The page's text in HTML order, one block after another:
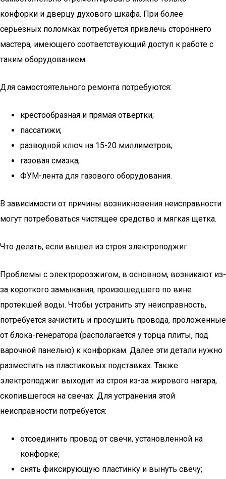
конфорки и дверцу духового шкафа. При более
серьезных поломках потребуется привлечь стороннего
мастера, имеющего соответствующий доступ к работе с
таким оборудованием.
Для самостоятельного ремонта потребуются:
крестообразная и прямая отвертки;
пассатижи;
разводной ключ на 15-20 миллиметров;
газовая смазка;
ФУМ-лента для газового оборудования.
В зависимости от причины возникновения неисправности
могут потребоваться чистящее средство и мягкая щетка.
Что делать, если вышел из строя электроподжиг
Проблемы с электророзжигом, в основном, возникают из-
за короткого замыкания, произошедшего по вине
протекшей воды. Чтобы устранить эту неисправность,
потребуется зачистить и просушить провода, проложенные
от блока-генератора (располагается у торца плиты, под
варочной панелью) к конфоркам. Далее эти детали нужно
разместить на пластиковых подставках. Также
электроподжиг выходит из строя из-за жирового нагара,
скопившегося на свечах. Для устранения этой
неисправности потребуется:
отсоединить провод от свечи, установленной на
конфорке;
снять фиксирующую пластинку и вынуть свечу;